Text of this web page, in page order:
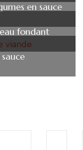
en sauce
fondant